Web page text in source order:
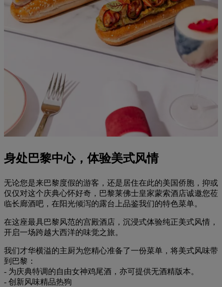
身处巴黎中心，体验美式风情
无论您是来巴黎度假的游客，还是居住在此的美国侨胞，抑或
仅仅对这个庆典心怀好奇，巴黎莱佛士皇家蒙索酒店诚邀您莅
临长廊酒吧，在阳光倾泻的露台上品鉴我们的特色菜单。
在这座最具巴黎风范的宫殿酒店，沉浸式体验纯正美式风情，
开启一场跨越大西洋的味觉之旅。
我们才华横溢的主厨为您精心准备了一份菜单，将美式风味带
到巴黎：
- 为庆典特调的自由女神鸡尾酒，亦可提供无酒精版本。
- 创新风味精品热狗